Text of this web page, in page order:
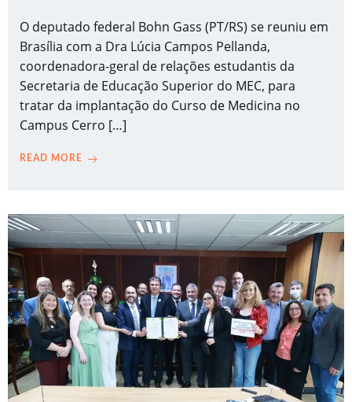
O deputado federal Bohn Gass (PT/RS) se reuniu em
Brasília com a Dra Lúcia Campos Pellanda,
coordenadora-geral de relações estudantis da
Secretaria de Educação Superior do MEC, para
tratar da implantação do Curso de Medicina no
Campus Cerro […]
READ MORE